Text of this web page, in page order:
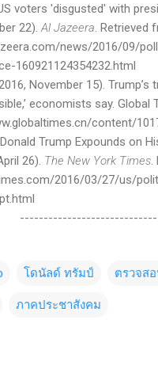
voters 'disgusted' with
22).Al Jazeera. Retrieved
news/2016/09/
160921124354232.html
November 15). Trump’s
economists say. Global
content/
Trump Expounds on
26). The New York Times.
2016/03/27/us/
-----------------------------
โดนัลด์ ทรัมป์ ตรวจส
ภาคประชาสังคม